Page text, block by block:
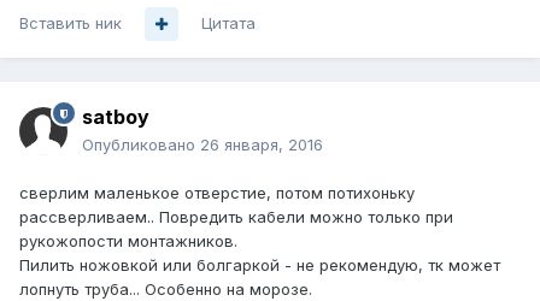
Вставить ник Цитата
satboy
Опубликовано 26 января, 2016
сверлим маленькое отверстие, потом потихоньку
рассверливаем.. Повредить кабели можно только при
рукожопости монтажников.
Пилить ножовкой или болгаркой - не рекомендую, тк может
лопнуть труба... Особенно на морозе.